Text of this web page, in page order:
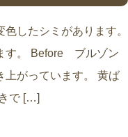
したシミがあります。
す。 Before ブルゾン
上がっています。 黄ば
で […]